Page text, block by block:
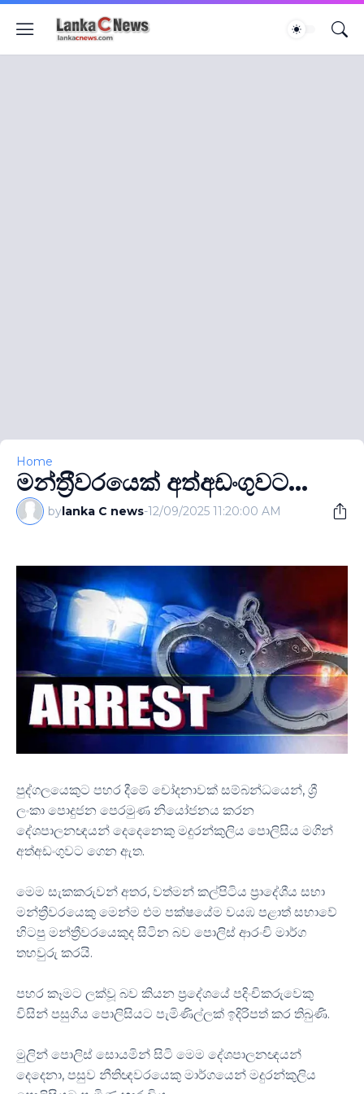
Home
මන්ත‍්‍රීවරයෙක් අත්අඩංගුවට...
bylanka C news-12/09/2025 11:20:00 AM
පුද්ගලයෙකුට පහර දීමේ චෝදනාවක් සම්බන්ධයෙන්, ශ්‍රී
ලංකා පොදුජන පෙරමුණ නියෝජනය කරන
දේශපාලනඥයන් දෙදෙනෙකු මදුරන්කුලිය පොලිසිය මගින්
අත්අඩංගුවට ගෙන ඇත.
මෙම සැකකරුවන් අතර, වත්මන් කල්පිටිය ප්‍රාදේශීය සභා
මන්ත්‍රීවරයෙකු මෙන්ම එම පක්ෂයේම වයඹ පළාත් සභාවේ
හිටපු මන්ත්‍රීවරයෙකුද සිටින බව පොලිස් ආරංචි මාර්ග
තහවුරු කරයි.
පහර කෑමට ලක්වූ බව කියන ප්‍රදේශයේ පදිංචිකරුවෙකු
විසින් පසුගිය පොලිසියට පැමිණිල්ලක් ඉදිරිපත් කර තිබුණි.
මුලින් පොලිස් සොයමින් සිටි මෙම දේශපාලනඥයන්
දෙදෙනා, පසුව නීතිඥවරයෙකු මාර්ගයෙන් මදුරන්කුලිය